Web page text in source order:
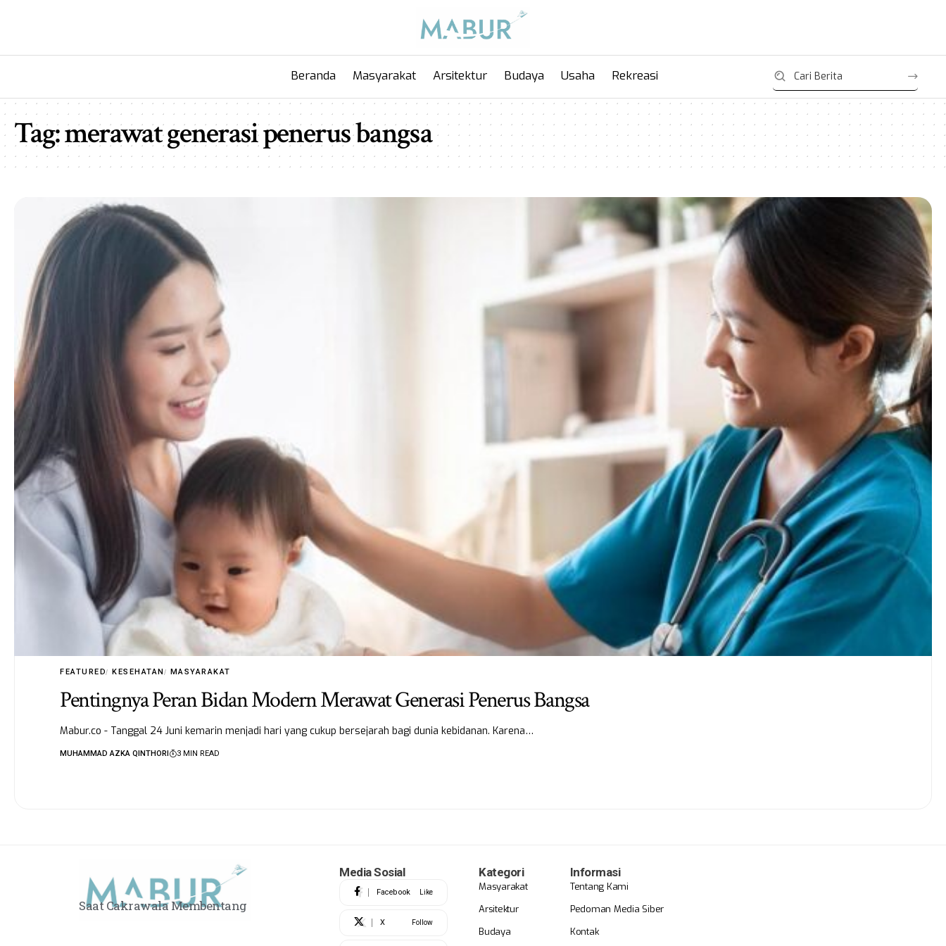
Beranda Masyarakat Arsitektur Budaya Usaha Rekreasi
Tag:merawat generasi penerus bangsa
FEATURED KESEHATAN MASYARAKAT
Pentingnya Peran Bidan Modern Merawat Generasi Penerus Bangsa
Mabur.co - Tanggal 24 Juni kemarin menjadi hari yang cukup bersejarah bagi dunia kebidanan. Karena…
MUHAMMAD AZKA QINTHORI 3 MIN READ
Saat Cakrawala Membentang
Media Sosial
Facebook Like
X Follow
Kategori
Masyarakat
Arsitektur
Budaya
Informasi
Tentang Kami
Pedoman Media Siber
Kontak